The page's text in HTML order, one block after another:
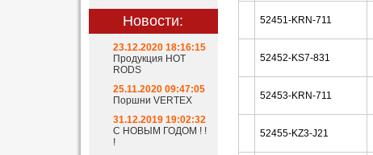
Новости:
23.12.2020 18:16:15
Продукция HOT
RODS
25.11.2020 09:47:05
Поршни VERTEX
31.12.2019 19:02:32
С НОВЫМ ГОДОМ ! !
!
52451-KRN-711
52452-KS7-831
52453-KRN-711
52455-KZ3-J21